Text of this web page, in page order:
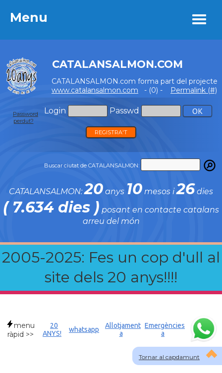
Menu
CATALANSALMON.COM
CATALANSALMON.com forma part del projecte
www.catalansalmon.com - (0) - Permalink (#)
Login Passwd
Password
perdut?
REGISTRA'T
Buscar ciutat de CATALANSALMON:
CATALANSALMON:20 anys 10 mesos i26 dies
( 7.634 dies ) posant en contacte catalans
arreu del món
2005-2025: Fes un cop d'ull al
site dels 20 anys!!!!
Menu
Tornar al capdamunt
menu
ràpid >>
20
ANYS!
whatsapp
Allotjament
a
Emergències
a